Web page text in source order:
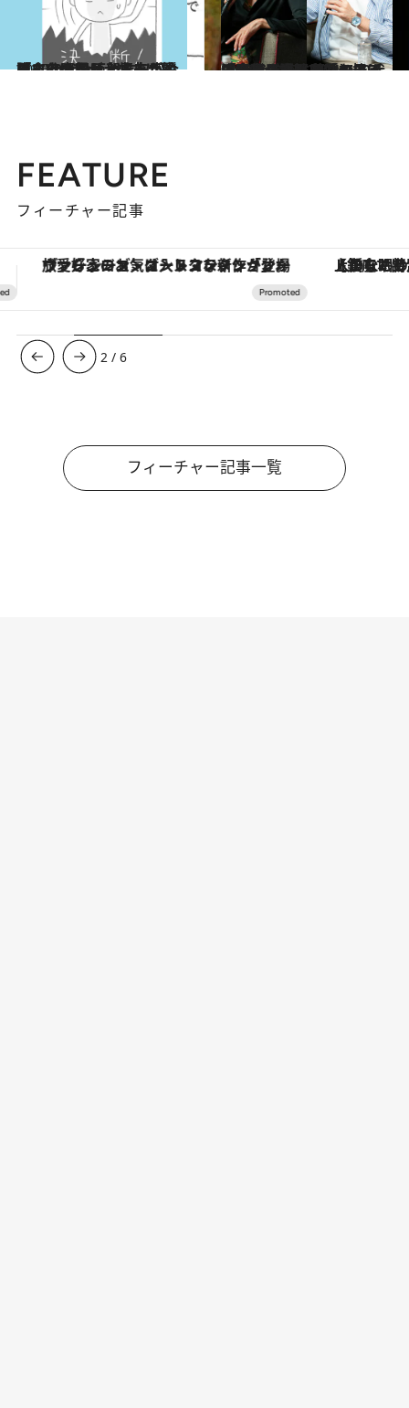
2025.11.22
「自分の親は大丈夫」と思っていたが…遠方に暮らす80代の両親を在宅介護、上大岡トメさんが「もう限界」と悟った瞬間
ライフスタイル 2025.7.30
「60代で恋に落ちて…」「大勢の女性に愛を捧げてきた」浅野忠信の母・浅野順子さん（74）＆近田春夫さん（74）の70代コンビが語った「シニアの恋」
カルチャー
FEATURE
フィーチャー記事
【銀座で出合う最旬美容】美髪ケアや上質な眠り…セルフケアのアップデートから、特別な名入れギフトまで。大人のための「ReFa GINZA」クルーズ
3 /6
フィーチャー記事一覧